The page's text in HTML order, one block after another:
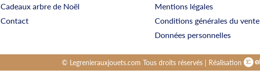
Cadeaux arbre de Noël
Contact
Mentions légales
Conditions générales du vente
Données personnelles
© Legrenierauxjouets.com Tous droits réservés | Réalisation